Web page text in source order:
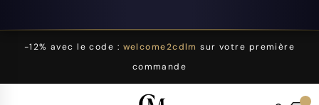
-12% avec le code : welcome2cdlm sur votre première
commande